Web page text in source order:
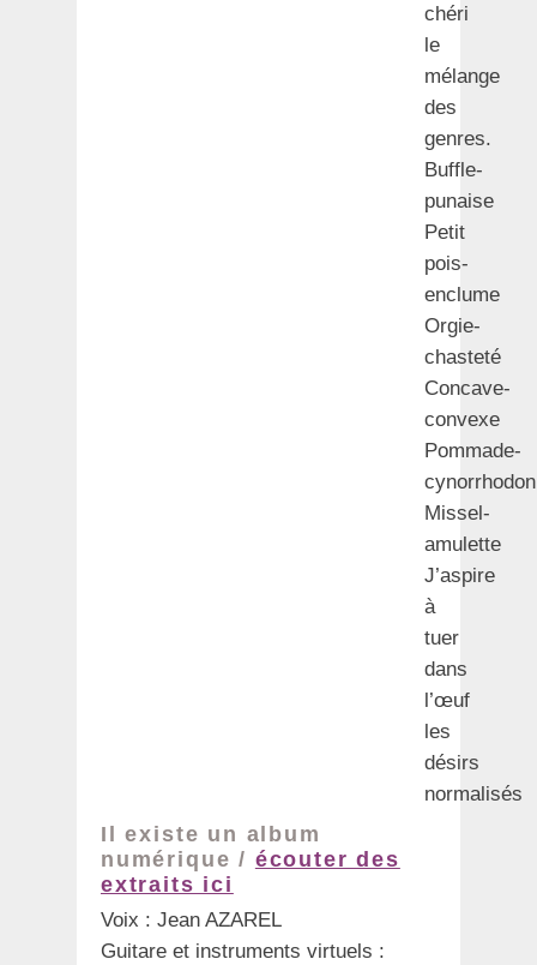
chéri
le
mélange
des
genres.
Buffle-
punaise
Petit
pois-
enclume
Orgie-
chasteté
Concave-
convexe
Pommade-
cynorrhodon
Missel-
amulette
J’aspire
à
tuer
dans
l’œuf
les
désirs
normalisés
Il existe un album
numérique / écouter des
extraits ici
Voix : Jean AZAREL
Guitare et instruments virtuels :